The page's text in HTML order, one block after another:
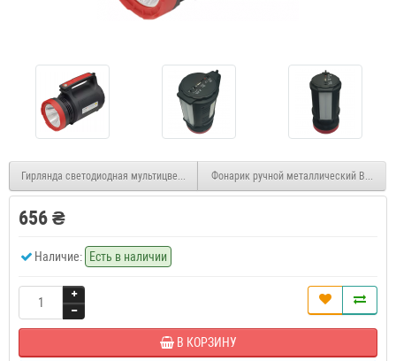
Гирлянда светодиодная мультицвет 5м 50 LED на батарейкеФонарик ручной металлический BL 511
656 ₴
Наличие: Есть в наличии
В КОРЗИНУ